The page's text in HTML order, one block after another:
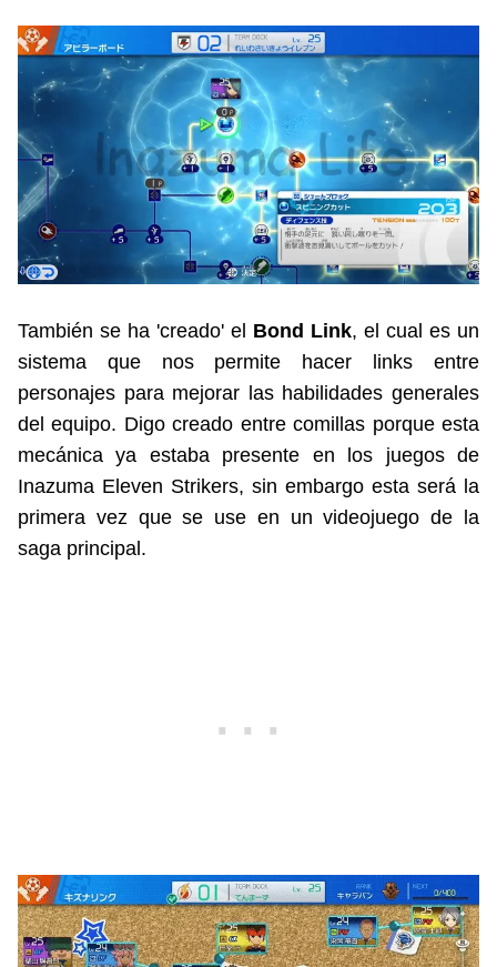
También se ha 'creado' el Bond Link, el cual es un
sistema que nos permite hacer links entre
personajes para mejorar las habilidades generales
del equipo. Digo creado entre comillas porque esta
mecánica ya estaba presente en los juegos de
Inazuma Eleven Strikers, sin embargo esta será la
primera vez que se use en un videojuego de la
saga principal.